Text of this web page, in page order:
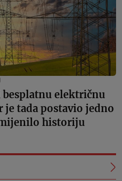
električnu
tada postavio jedno
historiju